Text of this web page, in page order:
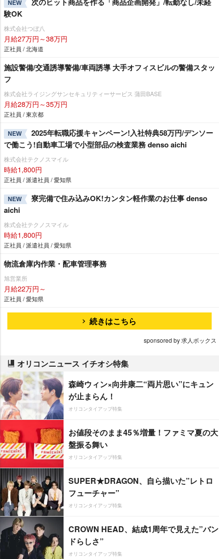
NEW
次のヒット商品を作る「商品企画開発」/転勤なし/未経
験OK
株式会社つぼ八
月給27万円～38万円
正社員 / 北海道
施設警備/交通誘導警備/車両誘導 大手オフィスビルの警備スタッ
フ
株式会社ライジングサンセキュリティーサービス 蒲田BASE
月給28万円～35万円
正社員 / 東京都
NEW
2025年転職応援キャンペーン!入社特典58万円/デンソー
で働こう!自動車工場で小型部品の検査業務 denso aichi
株式会社テクノスマイル
時給1,800円
正社員 / 派遣社員 / 愛知県
NEW
寮完備で住み込みOK!カンタン軽作業のお仕事 denso
aichi
株式会社テクノスマイル
時給1,800円
正社員 / 派遣社員 / 愛知県
物流倉庫内作業・配車管理事務
旭営業所
月給22万円～
正社員 / 愛知県
続きはこちら
sponsored by 求人ボックス
オリコンニュース イチオシ特集
森崎ウィン×向井康二“両片思い”にキュン
が止まらん！
オリコンタイアップ特集
お値段そのまま45％増量！ファミマ夏の大
盤振る舞い
オリコンタイアップ特集
SUPER★DRAGON、自ら描いた”レトロ
フューチャー”
オリコンタイアップ特集
CROWN HEAD、結成1周年で見えた”バン
ドらしさ”
オリコンタイアップ特集